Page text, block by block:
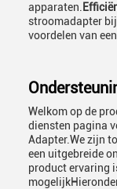
apparaten.
stroomadapter
voordelen van
Welkom op de
diensten pagina
Adapter.We zijn
een uitgebreide
product ervaring